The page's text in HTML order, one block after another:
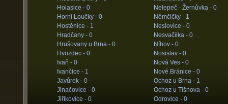
Holasice - 0
Horní Loučky - 0
Hostěnice - 1
Hradčany - 0
Hrušovany u Brna - 0
Hvozdec - 0
Ivaň - 0
Ivančice - 1
Javůrek - 0
Jinačovice - 0
Jiříkovice - 0
Nelepeč - Žernůvka - 0
Němčičky - 1
Neslovice - 0
Nesvačilka - 0
Níhov - 0
Nosislav - 0
Nová Ves - 0
Nové Bránice - 0
Ochoz u Brna - 1
Ochoz u Tišnova - 0
Odrovice - 0